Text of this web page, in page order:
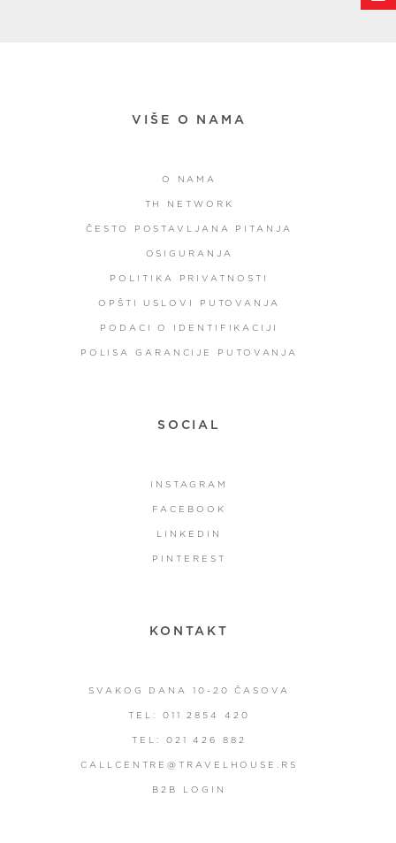
VIŠE O NAMA
O NAMA
TH NETWORK
ČESTO POSTAVLJANA PITANJA
OSIGURANJA
POLITIKA PRIVATNOSTI
OPŠTI USLOVI PUTOVANJA
PODACI O IDENTIFIKACIJI
POLISA GARANCIJE PUTOVANJA
SOCIAL
INSTAGRAM
FACEBOOK
LINKEDIN
PINTEREST
KONTAKT
SVAKOG DANA 10-20 ČASOVA
TEL: 011 2854 420
TEL: 021 426 882
CALLCENTRE@TRAVELHOUSE.RS
B2B LOGIN